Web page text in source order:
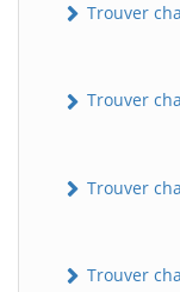
Trouver
Trouver
Trouver
Trouver